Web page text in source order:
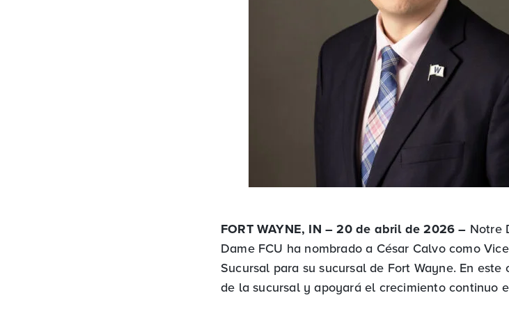
FORT WAYNE, IN – 20 de abril de 2026 – Notre
Dame FCU ha nombrado a César Calvo como
Sucursal para su sucursal de Fort Wayne. En
de la sucursal y apoyará el crecimiento continuo